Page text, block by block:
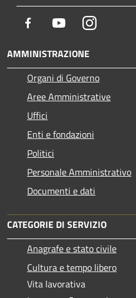
Facebook YoutubeInstagram
AMMINISTRAZIONE
Organi di Governo
Aree Amministrative
Uffici
Enti e fondazioni
Politici
Personale Amministrativo
Documenti e dati
CATEGORIE DI SERVIZIO
Anagrafe e stato civile
Cultura e tempo libero
Vita lavorativa